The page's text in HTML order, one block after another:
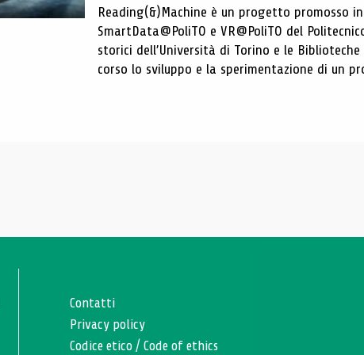
Reading(&)Machine è un progetto promosso
SmartData@PoliTO e VR@PoliTO del
storici dell’Università di Torino e le
corso lo sviluppo e la sperimentazione di un
Contatti
Privacy policy
Codice etico /Code of ethics